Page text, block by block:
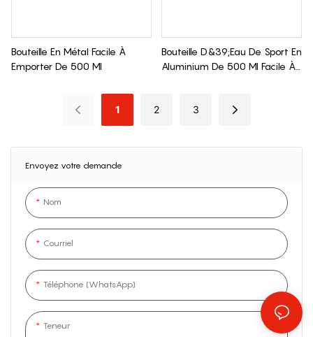
Envoyez votre demande
Nom
Courriel
Téléphone (WhatsApp)
Teneur
Bouteille En Métal Facile À
Emporter De 500 Ml
Bouteille D&39;eau De Sport En
Aluminium De 500 Ml Facile À
1 2 3